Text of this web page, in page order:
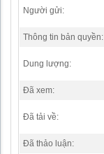
Người gửi:
Thông tin bản quyền:
Dung lượng:
Đã xem:
Đã tải về:
Đã thảo luận: